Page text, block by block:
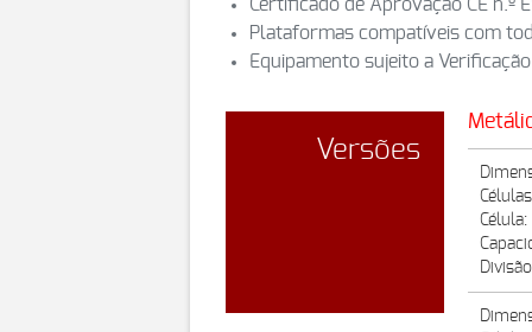
Certificado de Aprovação CE n.º
Plataformas compatíveis com
Equipamento sujeito a Verificação
Versões
Célula: